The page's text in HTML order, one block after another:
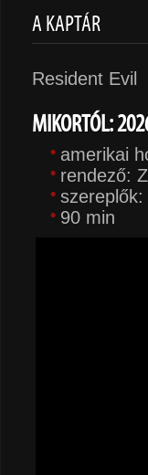
A KAPTÁR
Resident Evil
MIKORTÓL:
amerikai
rendező:
90 min